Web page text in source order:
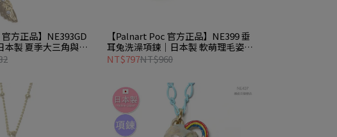
官方正品】NE393GD
本製 夏季大三角與璀
【Palnart Poc 官方正品】NE399 垂
耳兔洗澡項鍊｜日本製 軟萌理毛姿態
與泡泡珠珠 Lop
NT$797NT$960